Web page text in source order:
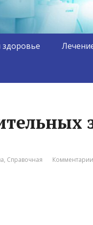
здоровье
, Справочная